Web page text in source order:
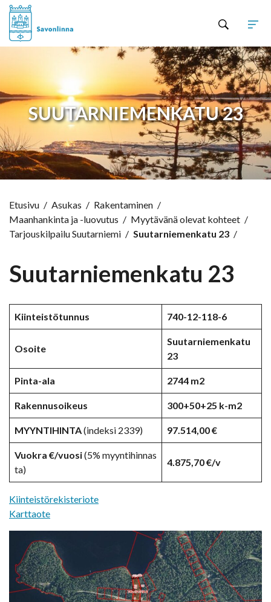
SUUTARNIEMENKATU 23
Etusivu / Asukas / Rakentaminen /
Maanhankinta ja -luovutus / Myytävänä olevat kohteet /
Tarjouskilpailu Suutarniemi / Suutarniemenkatu 23 /
Suutarniemenkatu 23
Kiinteistötunnus 740-12-118-6
Osoite
Suutarniemenkatu
23
Pinta-ala 2744 m2
Rakennusoikeus 300+50+25 k-m2
MYYNTIHINTA(indeksi 2339) 97.514,00 €
Vuokra €/vuosi(5% myyntihinnas
ta)
4.875,70 €/v
Kiinteistörekisteriote
Karttaote